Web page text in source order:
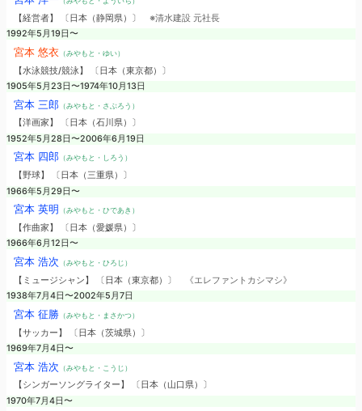
【経営者】 〔日本（静岡県）〕 ※清水建設 元社長
1992年5月19日〜
宮本 悠衣（みやもと・ゆい）
【水泳競技/競泳】 〔日本（東京都）〕
1905年5月23日〜1974年10月13日
宮本 三郎（みやもと・さぶろう）
【洋画家】 〔日本（石川県）〕
1952年5月28日〜2006年6月19日
宮本 四郎（みやもと・しろう）
【野球】 〔日本（三重県）〕
1966年5月29日〜
宮本 英明 （みやもと・ひであき）
【作曲家】 〔日本（愛媛県）〕
1966年6月12日〜
宮本 浩次 （みやもと・ひろじ）
【ミュージシャン】 〔日本（東京都）〕
《エレファントカシマシ》
1938年7月4日〜2002年5月7日
宮本 征勝（みやもと・まさかつ）
【サッカー】 〔日本（茨城県）〕
1969年7月4日〜
宮本 浩次 （みやもと・こうじ）
【シンガーソングライター】 〔日本（山口県）〕
1970年7月4日〜